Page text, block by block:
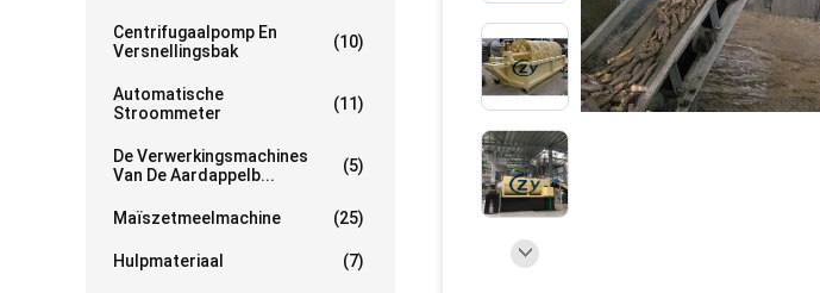
Centrifugaalpomp En
Versnellingsbak
(10)
Automatische
Stroommeter
(11)
De Verwerkingsmachines
Van De Aardappelb...
(5)
Maïszetmeelmachine (25)
Hulpmateriaal (7)